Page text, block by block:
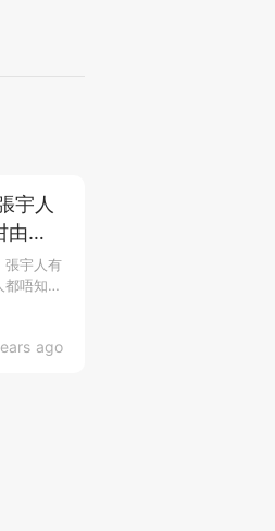
ago
宇人
由
張宇人有
唔知道